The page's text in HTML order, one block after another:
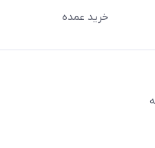
خريد عمده